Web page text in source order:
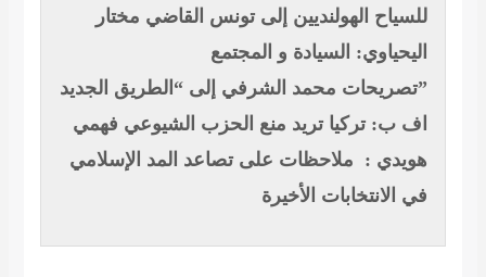
للسياح الهولنديين إلى تونس القاضي مختار
اليحياوي: السيادة و المجتمع
تصريحات محمد الشرفي إلى “الطريق الجديد”
اف ب: تركيا تريد منع الحزب الشيوعي فهمي
هويدي : ملاحظات على تصاعد المد الإسلامي
في الانتخابات الأخيرة